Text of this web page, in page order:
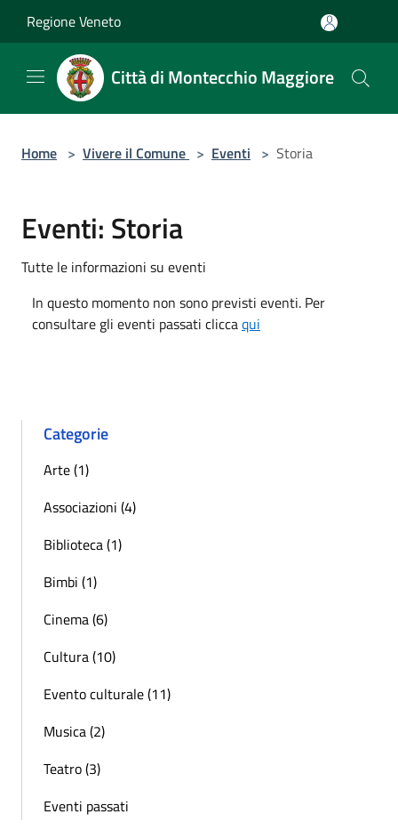
Regione Veneto
Città di Montecchio Maggiore
Home > Vivere il Comune > Eventi > Storia
Eventi: Storia
Tutte le informazioni su eventi
In questo momento non sono previsti eventi. Per
consultare gli eventi passati cliccaqui
Categorie
Arte (1)
Associazioni (4)
Biblioteca (1)
Bimbi (1)
Cinema (6)
Cultura (10)
Evento culturale (11)
Musica (2)
Teatro (3)
Eventi passati